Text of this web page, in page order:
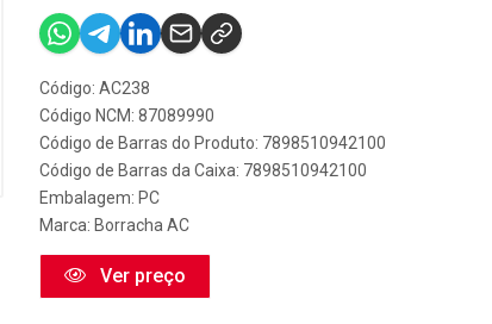
Código: AC238
Código NCM: 87089990
Código de Barras do Produto: 7898510942100
Código de Barras da Caixa: 7898510942100
Embalagem: PC
Marca: Borracha AC
Ver preço